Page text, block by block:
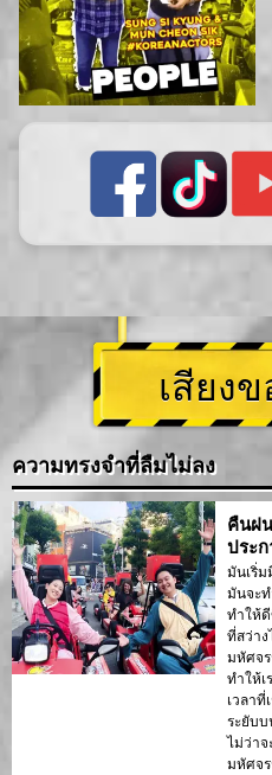
เสียง
ความทรงจำที่ลืมไม่ลง
คืนฝ
ประก
มันเริ่
มันจะ
ทำให้
ที่สว่า
มหัศจร
ทำให้เ
เวลาที่
ระยับบ
ไม่ว่า
มหัศจร